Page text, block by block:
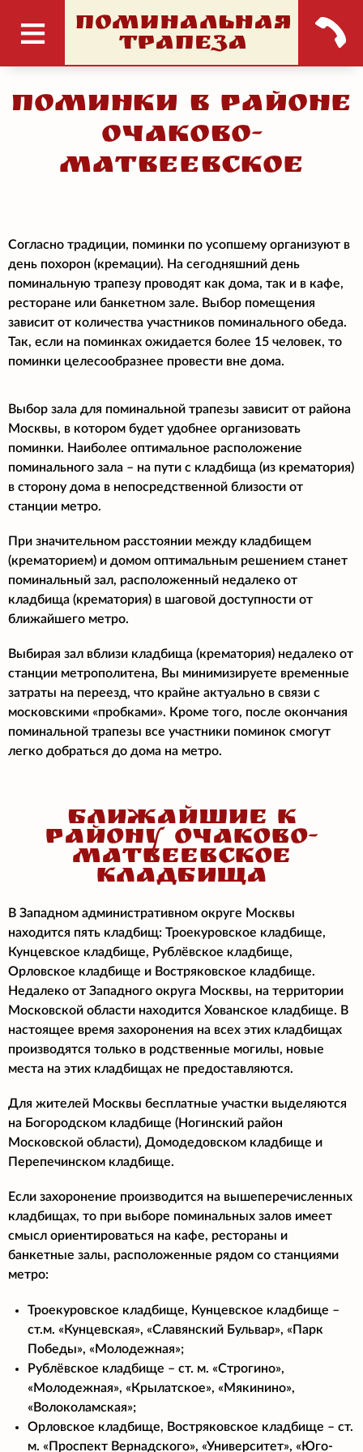
ПОМИНАЛЬНАЯ
ТРАПЕЗА
Поминки в районе
Очаково-
Матвеевское
Согласно традиции, поминки по усопшему организуют в
день похорон (кремации). На сегодняшний день
поминальную трапезу проводят как дома, так и в кафе,
ресторане или банкетном зале. Выбор помещения
зависит от количества участников поминального обеда.
Так, если на поминках ожидается более 15 человек, то
поминки целесообразнее провести вне дома.
Выбор зала для поминальной трапезы зависит от района
Москвы, в котором будет удобнее организовать
поминки. Наиболее оптимальное расположение
поминального зала – на пути с кладбища (из крематория)
в сторону дома в непосредственной близости от
станции метро.
При значительном расстоянии между кладбищем
(крематорием) и домом оптимальным решением станет
поминальный зал, расположенный недалеко от
кладбища (крематория) в шаговой доступности от
ближайшего метро.
Выбирая зал вблизи кладбища (крематория) недалеко от
станции метрополитена, Вы минимизируете временные
затраты на переезд, что крайне актуально в связи с
московскими «пробками». Кроме того, после окончания
поминальной трапезы все участники поминок смогут
легко добраться до дома на метро.
БЛИЖАЙШИЕ К
РАЙОНУ ОЧАКОВО-
МАТВЕЕВСКОЕ
КЛАДБИЩА
В Западном административном округе Москвы
находится пять кладбищ: Троекуровское кладбище,
Кунцевское кладбище, Рублёвское кладбище,
Орловское кладбище и Востряковское кладбище.
Недалеко от Западного округа Москвы, на территории
Московской области находится Хованское кладбище. В
настоящее время захоронения на всех этих кладбищах
производятся только в родственные могилы, новые
места на этих кладбищах не предоставляются.
Для жителей Москвы бесплатные участки выделяются
на Богородском кладбище (Ногинский район
Московской области), Домодедовском кладбище и
Перепечинском кладбище.
Если захоронение производится на вышеперечисленных
кладбищах, то при выборе поминальных залов имеет
смысл ориентироваться на кафе, рестораны и
банкетные залы, расположенные рядом со станциями
метро:
Троекуровское кладбище, Кунцевское кладбище –
ст.м. «Кунцевская», «Славянский Бульвар», «Парк
Победы», «Молодежная»;
Рублёвское кладбище – ст. м. «Строгино»,
«Молодежная», «Крылатское», «Мякинино»,
«Волоколамская»;
Орловское кладбище, Востряковское кладбище – ст.
м. «Проспект Вернадского», «Университет», «Юго-